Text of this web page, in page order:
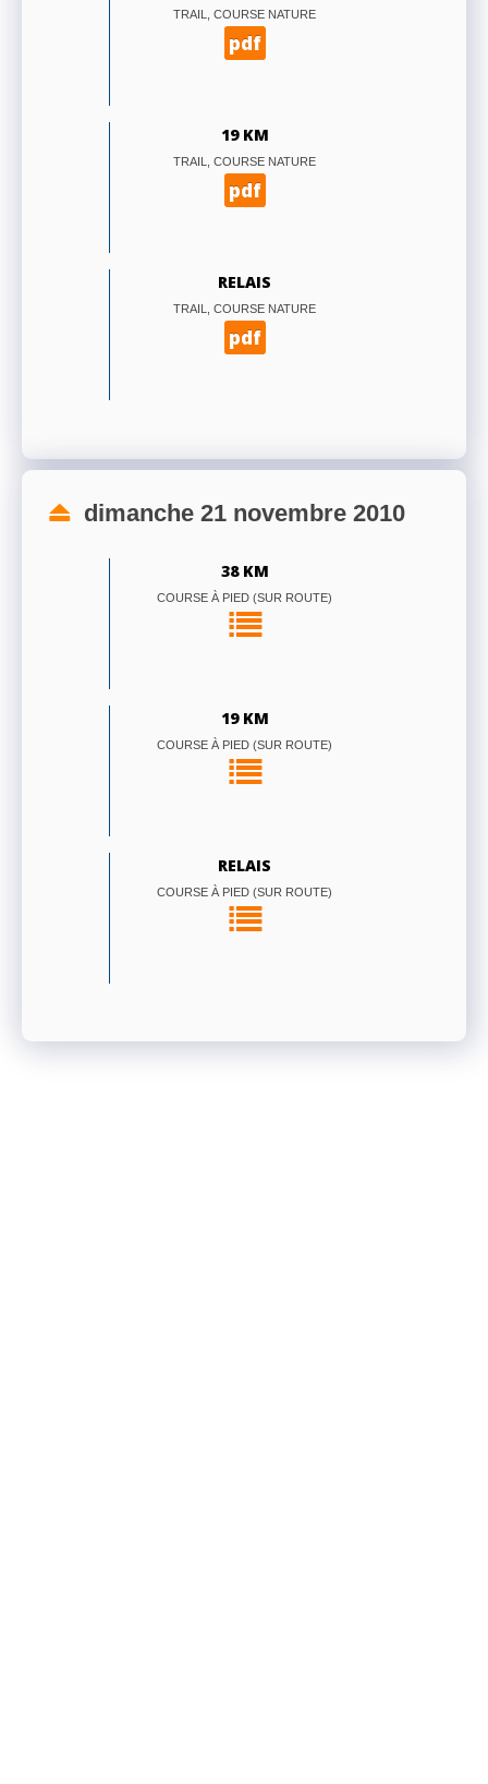
TRAIL, COURSE NATURE
pdf
19 KM
TRAIL, COURSE NATURE
pdf
RELAIS
TRAIL, COURSE NATURE
pdf
dimanche 21 novembre 2010
38 KM
COURSE À PIED (SUR ROUTE)
19 KM
COURSE À PIED (SUR ROUTE)
RELAIS
COURSE À PIED (SUR ROUTE)